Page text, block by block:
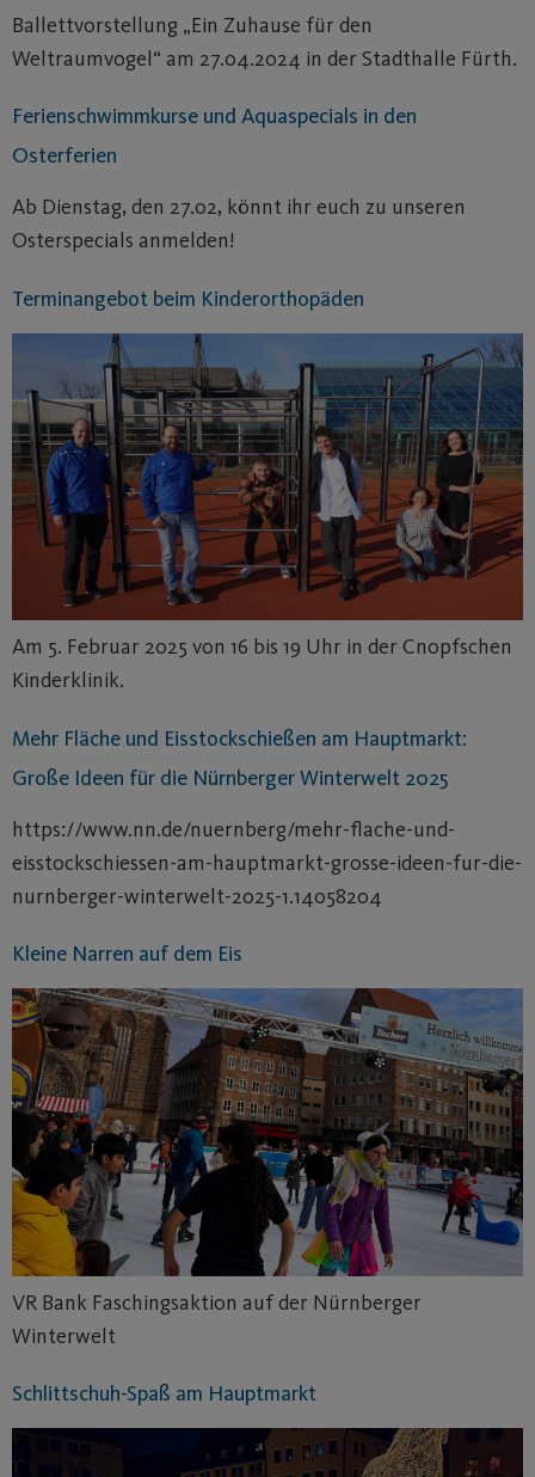
Ballettvorstellung „Ein Zuhause für den
Weltraumvogel“ am 27.04.2024 in der Stadthalle Fürth.
Ferienschwimmkurse und Aquaspecials in den
Osterferien
Ab Dienstag, den 27.02, könnt ihr euch zu unseren
Osterspecials anmelden!
Terminangebot beim Kinderorthopäden
Am 5. Februar 2025 von 16 bis 19 Uhr in der Cnopfschen
Kinderklinik.
Mehr Fläche und Eisstockschießen am Hauptmarkt:
Große Ideen für die Nürnberger Winterwelt 2025
https://www.nn.de/nuernberg/mehr-flache-und-
eisstockschiessen-am-hauptmarkt-grosse-ideen-fur-die-
nurnberger-winterwelt-2025-1.14058204
Kleine Narren auf dem Eis
VR Bank Faschingsaktion auf der Nürnberger
Winterwelt
Schlittschuh-Spaß am Hauptmarkt